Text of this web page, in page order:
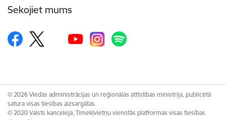
Sekojiet mums
© 2026 Viedās administrācijas un reģionālās attīstības ministrija, publicētā
satura visas tiesības aizsargātas.
© 2020 Valsts kanceleja, Tīmekļvietņu vienotās platformas visas tiesības